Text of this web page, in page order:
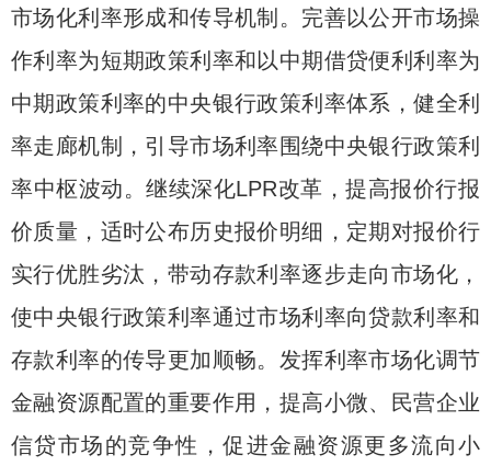
市场化利率形成和传导机制。完善以公开市场操
作利率为短期政策利率和以中期借贷便利利率为
中期政策利率的中央银行政策利率体系，健全利
率走廊机制，引导市场利率围绕中央银行政策利
率中枢波动。继续深化LPR改革，提高报价行报
价质量，适时公布历史报价明细，定期对报价行
实行优胜劣汰，带动存款利率逐步走向市场化，
使中央银行政策利率通过市场利率向贷款利率和
存款利率的传导更加顺畅。发挥利率市场化调节
金融资源配置的重要作用，提高小微、民营企业
信贷市场的竞争性，促进金融资源更多流向小